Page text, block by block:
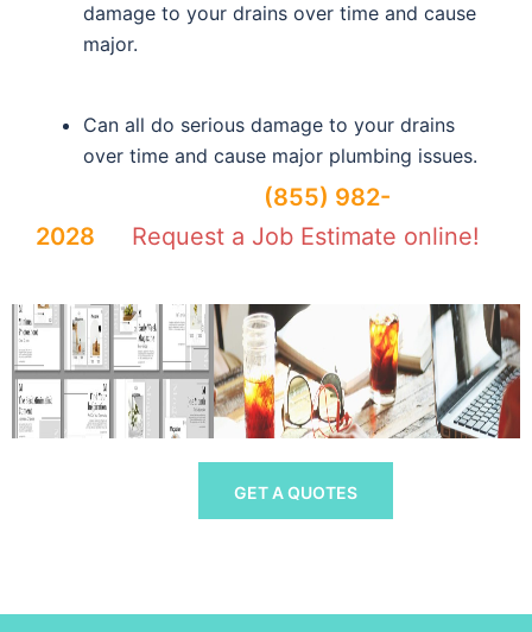
damage to your drains over time and cause
major.
Can all do serious damage to your drains
over time and cause major plumbing issues.
(855) 982-
2028
Request a Job Estimate online!
GET A QUOTES